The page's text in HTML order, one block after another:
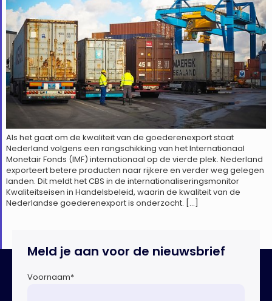
Als het gaat om de kwaliteit van de goederenexport staat
Nederland volgens een rangschikking van het Internationaal
Monetair Fonds (IMF) internationaal op de vierde plek. Nederland
exporteert betere producten naar rijkere en verder weg gelegen
landen. Dit meldt het CBS in de internationaliseringsmonitor
Kwaliteitseisen in Handelsbeleid, waarin de kwaliteit van de
Nederlandse goederenexport is onderzocht. […]
Meld je aan voor de nieuwsbrief
Voornaam*